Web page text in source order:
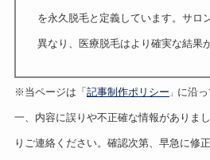
を永久脱毛と定義しています。サロ
異なり、医療脱毛はより確実な結果
※当ページは「 記事制作ポリシー 」 に沿
一、内容に誤りや不正確な情報がありま
りご連絡ください。確認次第、早急に修正